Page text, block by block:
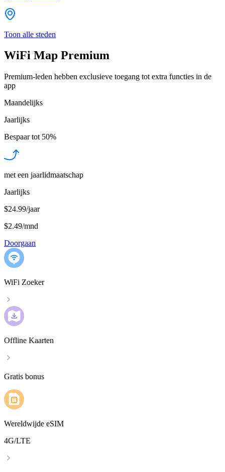
Toon alle steden
WiFi Map Premium
Premium-leden hebben exclusieve toegang tot extra functies in de
app
Maandelijks
Jaarlijks
Bespaar tot 50%
met een jaarlidmaatschap
Jaarlijks
$24.99/jaar
$2.49/mnd
Doorgaan
WiFi Zoeker
Offline Kaarten
Gratis bonus
Wereldwijde eSIM
4G/LTE